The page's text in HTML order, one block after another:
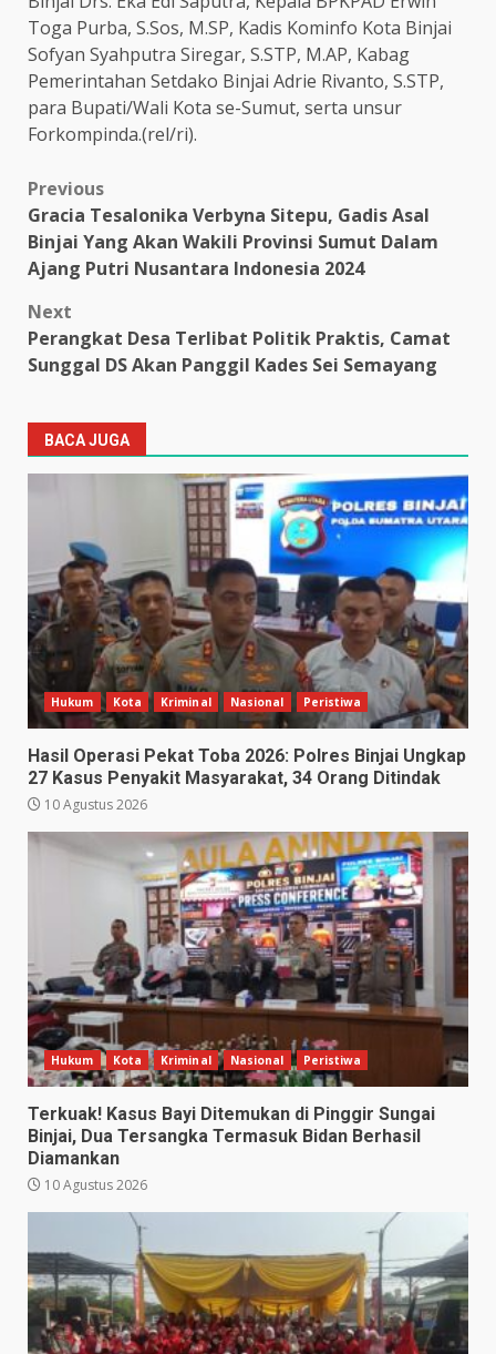
Toga Purba, S.Sos, M.SP, Kadis Kominfo Kota Binjai
Sofyan Syahputra Siregar, S.STP, M.AP, Kabag
Pemerintahan Setdako Binjai Adrie Rivanto, S.STP,
para Bupati/Wali Kota se-Sumut, serta unsur
Forkompinda.(rel/ri).
Post
navigation
Previous
Gracia Tesalonika Verbyna Sitepu, Gadis Asal
Binjai Yang Akan Wakili Provinsi Sumut Dalam
Ajang Putri Nusantara Indonesia 2024
Next
Perangkat Desa Terlibat Politik Praktis, Camat
Sunggal DS Akan Panggil Kades Sei Semayang
BACA JUGA
Hukum Kota Kriminal Nasional Peristiwa
Hasil Operasi Pekat Toba 2026: Polres Binjai Ungkap
27 Kasus Penyakit Masyarakat, 34 Orang Ditindak
10 Agustus 2026
Hukum Kota Kriminal Nasional Peristiwa
Terkuak! Kasus Bayi Ditemukan di Pinggir Sungai
Binjai, Dua Tersangka Termasuk Bidan Berhasil
Diamankan
10 Agustus 2026